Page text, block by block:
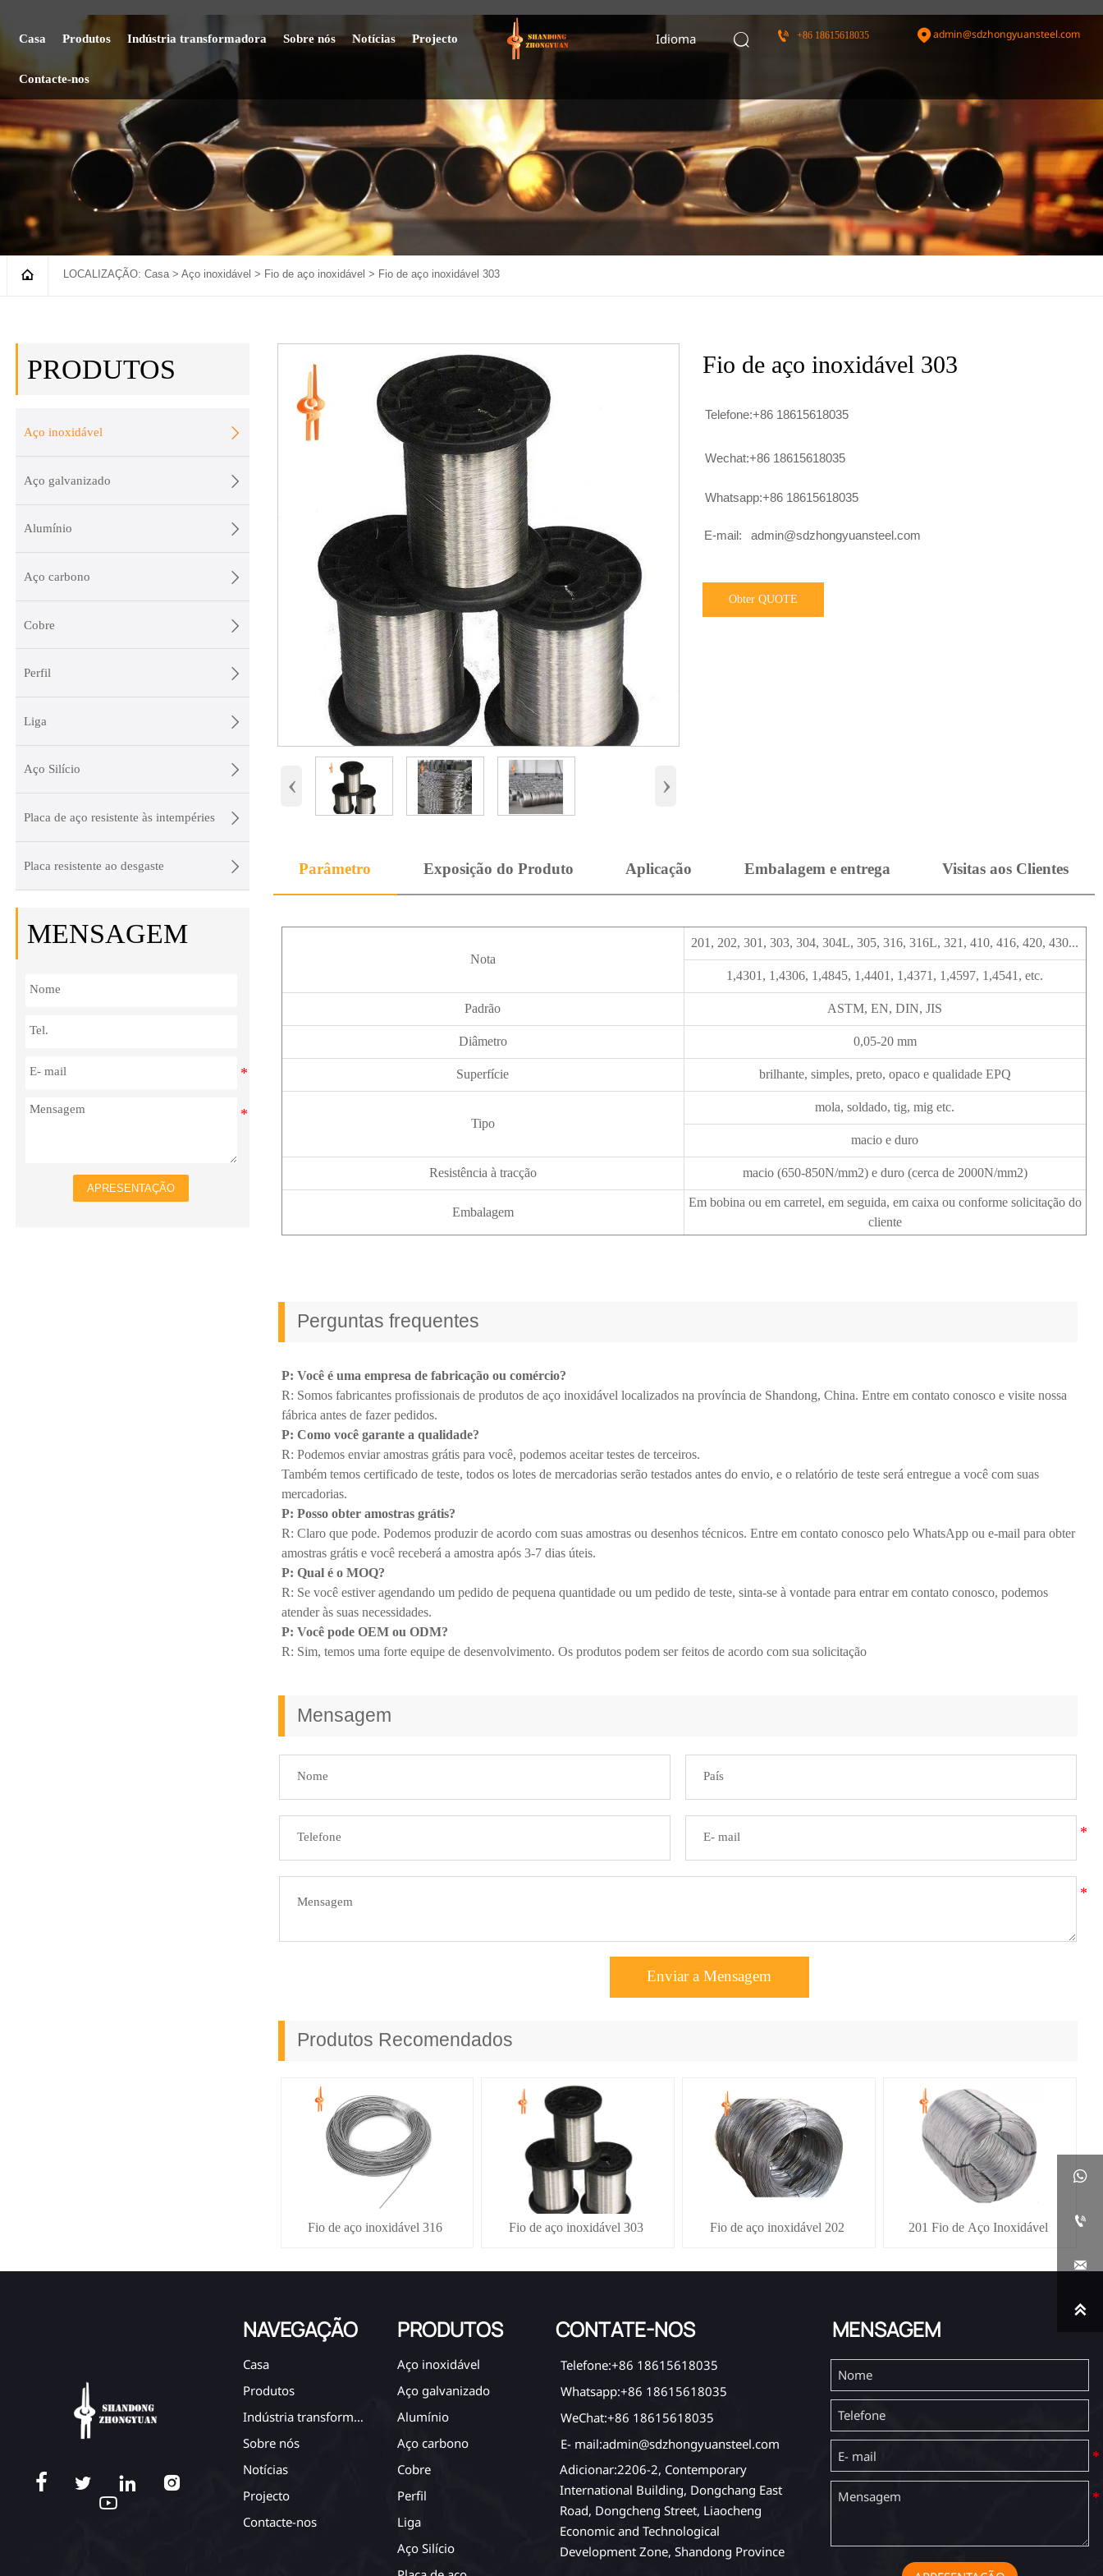
Casa Produtos Indústria transformadora Sobre nós Notícias Projecto
Contacte-nos
Idioma   +86 18615618035 admin@sdzhongyuansteel.com
 LOCALIZAÇÃO:Casa>Aço inoxidável > Fio de aço inoxidável > Fio de aço inoxidável 303
PRODUTOS
Aço inoxidável 
Aço galvanizado 
Alumínio 
Aço carbono 
Cobre 
Perfil 
Liga 
Aço Silício 
Placa de aço resistente às intempéries 
Placa resistente ao desgaste 
MENSAGEM
APRESENTAÇÃO
‹ ›
Fio de aço inoxidável 303
Telefone:+86 18615618035
Wechat:+86 18615618035
Whatsapp:+86 18615618035
E-mail: admin@sdzhongyuansteel.com
Obter QUOTE
Parâmetro Exposição do Produto Aplicação Embalagem e entrega Visitas aos Clientes
Nota
201, 202, 301, 303, 304, 304L, 305, 316, 316L, 321, 410, 416, 420, 430...
1,4301, 1,4306, 1,4845, 1,4401, 1,4371, 1,4597, 1,4541, etc.
Padrão ASTM, EN, DIN, JIS
Diâmetro 0,05-20 mm
Superfície brilhante, simples, preto, opaco e qualidade EPQ
Tipo
mola, soldado, tig, mig etc.
macio e duro
Resistência à tracção macio (650-850N/mm2) e duro (cerca de 2000N/mm2)
Embalagem
Em bobina ou em carretel, em seguida, em caixa ou conforme solicitação do
cliente
Perguntas frequentes
P: Você é uma empresa de fabricação ou comércio?
R: Somos fabricantes profissionais de produtos de aço inoxidável localizados na província de Shandong, China. Entre em contato conosco e visite nossa
fábrica antes de fazer pedidos.
P: Como você garante a qualidade?
R: Podemos enviar amostras grátis para você, podemos aceitar testes de terceiros.
Também temos certificado de teste, todos os lotes de mercadorias serão testados antes do envio, e o relatório de teste será entregue a você com suas
mercadorias.
P: Posso obter amostras grátis?
R: Claro que pode. Podemos produzir de acordo com suas amostras ou desenhos técnicos. Entre em contato conosco pelo WhatsApp ou e-mail para obter
amostras grátis e você receberá a amostra após 3-7 dias úteis.
P: Qual é o MOQ?
R: Se você estiver agendando um pedido de pequena quantidade ou um pedido de teste, sinta-se à vontade para entrar em contato conosco, podemos
atender às suas necessidades.
P: Você pode OEM ou ODM?
R: Sim, temos uma forte equipe de desenvolvimento. Os produtos podem ser feitos de acordo com sua solicitação
Mensagem
Enviar a Mensagem
Produtos Recomendados
Fio de aço inoxidável 316 Fio de aço inoxidável 303 Fio de aço inoxidável 202 201 Fio de Aço Inoxidável
  


NAVEGAÇÃO
Casa
Produtos
Indústria transformadora
Sobre nós
Notícias
Projecto
Contacte-nos
PRODUTOS
Aço inoxidável
Aço galvanizado
Alumínio
Aço carbono
Cobre
Perfil
Liga
Aço Silício
CONTATE-NOS
Telefone:+86 18615618035
Whatsapp:+86 18615618035
WeChat:+86 18615618035
E- mail:admin@sdzhongyuansteel.com
Adicionar:2206-2, Contemporary
International Building, Dongchang East
Road, Dongcheng Street, Liaocheng
Economic and Technological
Development Zone, Shandong Province
MENSAGEM



